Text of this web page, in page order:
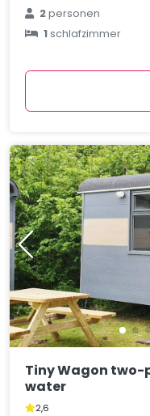
2personen
1schlafzimmer
Tiny Wagon two-
water
2,6